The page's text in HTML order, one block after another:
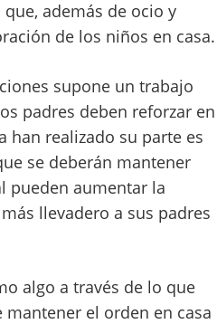
además de ocio y
de los niños en casa.
supone un trabajo
padres deben reforzar en
han realizado su parte es
se deberán mantener
pueden aumentar la
llevadero a sus padres
algo a través de lo que
el orden en casa